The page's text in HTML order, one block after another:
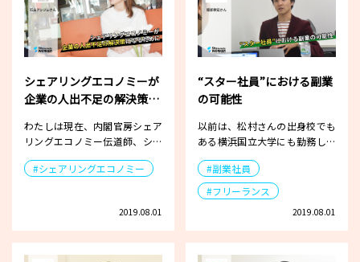
シェアリングエコノミーが
企業の人出不足の解決策に
わたしは現在、内閣官房シェア
リングエコノミー伝道師、シェ
長…#シェアリングエコノミー
2019.08.01
“スター社員”における副業
の可能性
以前は、松村さんの出身校でも
ある横浜国立大学にも勤務して
院…#副業社員
#フリーランス
2019.08.01